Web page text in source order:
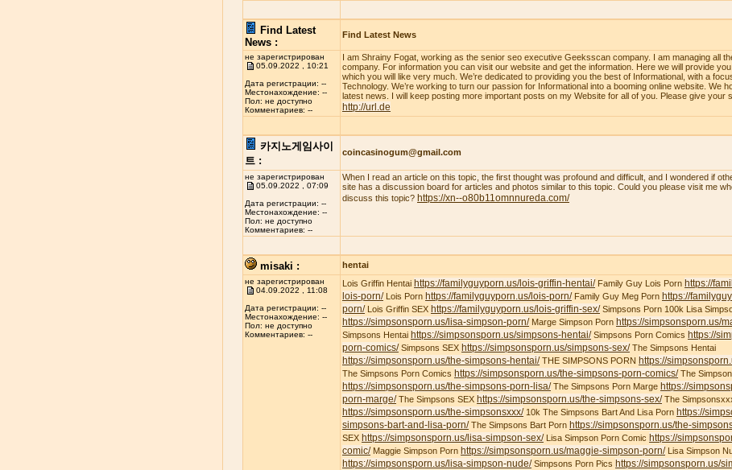
Find Latest
News :
Find Latest News
не зарегистрирован
05.09.2022 , 10:21
Дата регистрации: --
Местонахождение: --
Пол: не доступно
Комментариев: --
I am Shrainy Fogat, working as the senior seo executive Geeksscan company. I am managing all
company. For information you can visit our website and get the information. Here we will provide
which you will like very much. We’re dedicated to providing you the best of Informational, with a
Technology. We’re working to turn our passion for Informational into a booming online website. We
latest news. I will keep posting more important posts on my Website for all of you. Please give your
http://url.de
카지노게임사이
트 :
coincasinogum@gmail.com
не зарегистрирован
05.09.2022 , 07:09
Дата регистрации: --
Местонахождение: --
Пол: не доступно
Комментариев: --
When I read an article on this topic, the first thought was profound and difficult, and I wondered if
site has a discussion board for articles and photos similar to this topic. Could you please visit me
discuss this topic? https://xn--o80b11omnnureda.com/
misaki : hentai
не зарегистрирован
04.09.2022 , 11:08
Дата регистрации: --
Местонахождение: --
Пол: не доступно
Комментариев: --
Lois Griffin Hentai https://familyguyporn.us/lois-griffin-hentai/Family Guy Lois Porn https://
lois-porn/Lois Porn https://familyguyporn.us/lois-porn/Family Guy Meg Porn https://
porn/Lois Griffin SEX https://familyguyporn.us/lois-griffin-sex/Simpsons Porn 100k Lisa
https://simpsonsporn.us/lisa-simpson-porn/Marge Simpson Porn https://simpsonsporn.us/
Simpsons Hentai https://simpsonsporn.us/simpsons-hentai/Simpsons Porn Comics https://
porn-comics/Simpsons SEX https://simpsonsporn.us/simpsons-sex/The Simpsons Hentai
https://simpsonsporn.us/the-simpsons-hentai/THE SIMPSONS PORN https://
The Simpsons Porn Comics https://simpsonsporn.us/the-simpsons-porn-comics/The
https://simpsonsporn.us/the-simpsons-porn-lisa/The Simpsons Porn Marge https://
porn-marge/The Simpsons SEX https://simpsonsporn.us/the-simpsons-sex/The
https://simpsonsporn.us/the-simpsonsxxx/10k The Simpsons Bart And Lisa Porn https://
simpsons-bart-and-lisa-porn/The Simpsons Bart Porn https://simpsonsporn.us/the-
SEX https://simpsonsporn.us/lisa-simpson-sex/Lisa Simpson Porn Comic https://
comic/Maggie Simpson Porn https://simpsonsporn.us/maggie-simpson-porn/Lisa Simpson
https://simpsonsporn.us/lisa-simpson-nude/Simpsons Porn Pics https://simpsonsporn.us/